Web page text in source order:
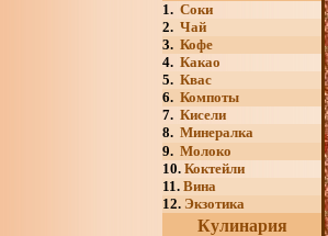
1. Соки
2. Чай
3. Кофе
4. Какао
5. Квас
6. Компоты
7. Кисели
8. Минералка
9. Молоко
10. Коктейли
11. Вина
12. Экзотика
Кулинария